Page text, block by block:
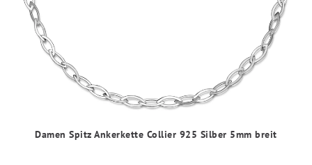
Damen Spitz Ankerkette Collier 925 Silber 5mm breit